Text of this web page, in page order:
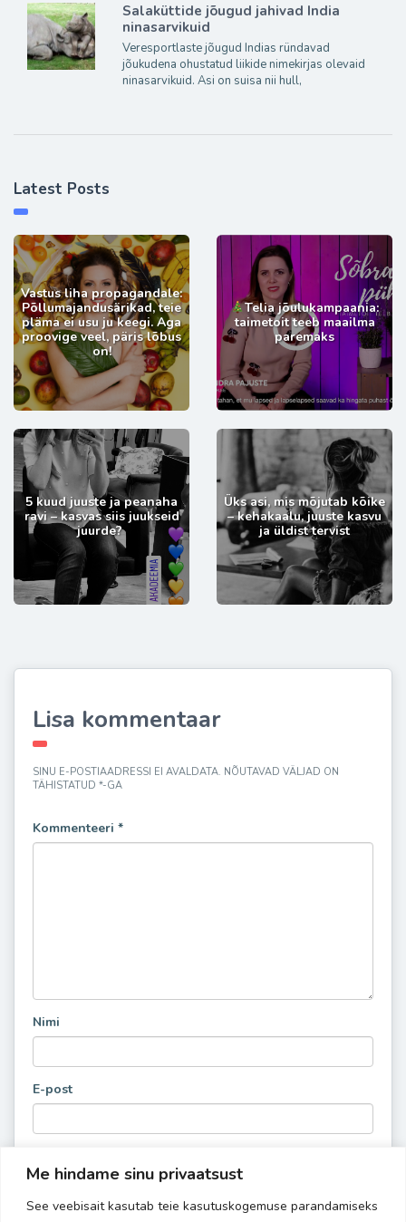
Me hindame sinu privaatsust
See veebisait kasutab teie kasutuskogemuse parandamiseks
Salaküttide jõugud jahivad India
ninasarvikuid
Veresportlaste jõugud Indias ründavad
jõukudena ohustatud liikide nimekirjas olevaid
ninasarvikuid. Asi on suisa nii hull,
Latest Posts
Vastus liha propagandale:
Põllumajandusärikad, teie
pläma ei usu ju keegi. Aga
proovige veel, päris lõbus
on!
Telia jõulukampaania:
taimetoit teeb maailma
paremaks
5 kuud juuste ja peanaha
ravi – kasvas siis juukseid
juurde?
Üks asi, mis mõjutab kõike
– kehakaalu, juuste kasvu
ja üldist tervist
Lisa kommentaar
SINU E-POSTIAADRESSI EI AVALDATA. NÕUTAVAD VÄLJAD ON
TÄHISTATUD *-GA
Kommenteeri *
Nimi
E-post